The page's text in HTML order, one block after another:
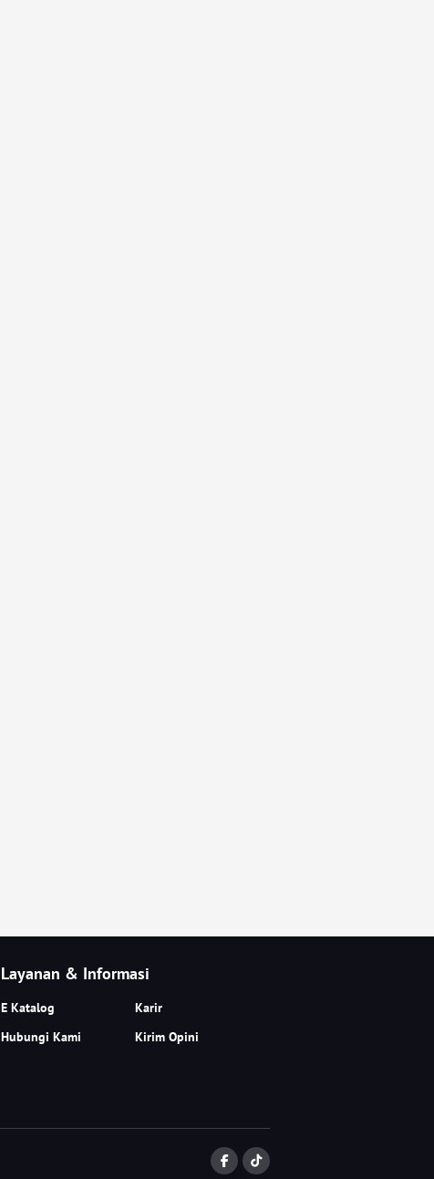
Layanan & Informasi
E Katalog
Karir
Hubungi Kami
Kirim Opini